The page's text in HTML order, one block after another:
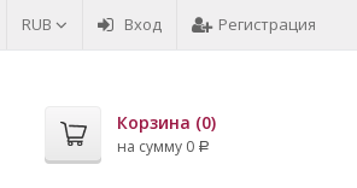
RUB Вход Регистрация
Корзина (0)
на сумму 0 Р